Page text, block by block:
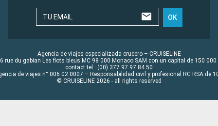
TU EMAIL OK
Agencia de viajes especializada crucero – CRUISELINE
rue du gabian Les flots bleus MC 98 000 Monaco SAM con un capital de 150 000
contact tel : (00) 377 97 97 84 50
de viajes n° 006 02 0007 – Responsabilidad civil y profesional RC RSA de
© CRUISELINE 2026 - all rights reserved